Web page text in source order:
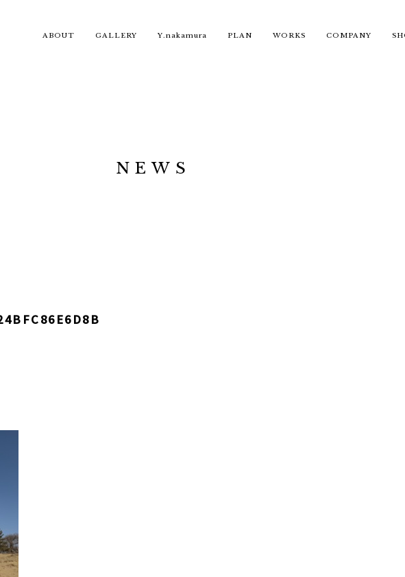
ABOUT GALLERY Y.nakamura PLAN WORKS COMPANY
NEWS